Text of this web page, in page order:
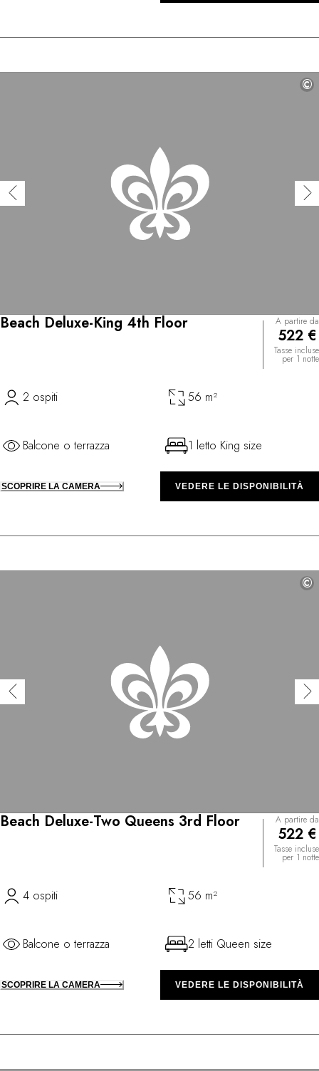
©
Beach Deluxe-King 4th Floor A partire da
522 €
Tasse incluse
per 1 notte
2 ospiti 56 m²
Balcone o terrazza 1 letto King size
SCOPRIRE LA CAMERA VEDERE LE DISPONIBILITÀ
©
Beach Deluxe-Two Queens 3rd Floor A partire da
522 €
Tasse incluse
per 1 notte
4 ospiti 56 m²
Balcone o terrazza 2 letti Queen size
SCOPRIRE LA CAMERA VEDERE LE DISPONIBILITÀ